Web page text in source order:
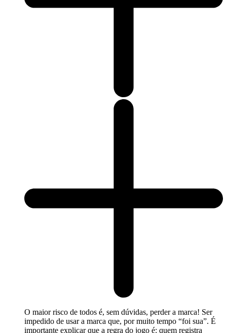
O maior risco de todos é, sem dúvidas, perder a marca! Ser
impedido de usar a marca que, por muito tempo “foi sua”. É
importante explicar que a regra do jogo é: quem registra